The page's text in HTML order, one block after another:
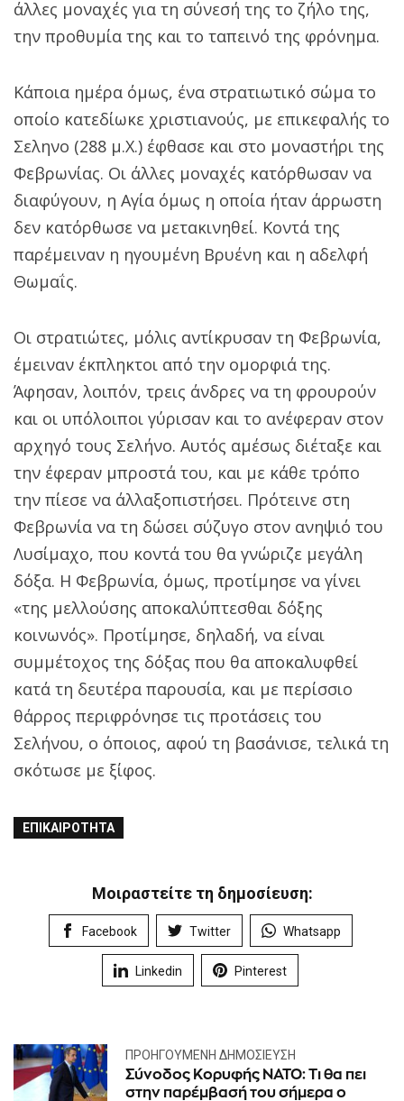
άλλες μοναχές για τη σύνεσή της το ζήλο της,
την προθυμία της και το ταπεινό της φρόνημα.
Κάποια ημέρα όμως, ένα στρατιωτικό σώμα το
οποίο κατεδίωκε χριστιανούς, με επικεφαλής το
Σεληνο (288 μ.Χ.) έφθασε και στο μοναστήρι της
Φεβρωνίας. Οι άλλες μοναχές κατόρθωσαν να
διαφύγουν, η Αγία όμως η οποία ήταν άρρωστη
δεν κατόρθωσε να μετακινηθεί. Κοντά της
παρέμειναν η ηγουμένη Βρυένη και η αδελφή
Θωμαΐς.
Οι στρατιώτες, μόλις αντίκρυσαν τη Φεβρωνία,
έμειναν έκπληκτοι από την ομορφιά της.
Άφησαν, λοιπόν, τρεις άνδρες να τη φρουρούν
και οι υπόλοιποι γύρισαν και το ανέφεραν στον
αρχηγό τους Σελήνο. Αυτός αμέσως διέταξε και
την έφεραν μπροστά του, και με κάθε τρόπο
την πίεσε να άλλαξοπιστήσει. Πρότεινε στη
Φεβρωνία να τη δώσει σύζυγο στον ανηψιό του
Λυσίμαχο, που κοντά του θα γνώριζε μεγάλη
δόξα. Η Φεβρωνία, όμως, προτίμησε να γίνει
«της μελλούσης αποκαλύπτεσθαι δόξης
κοινωνός». Προτίμησε, δηλαδή, να είναι
συμμέτοχος της δόξας που θα αποκαλυφθεί
κατά τη δευτέρα παρουσία, και με περίσσιο
θάρρος περιφρόνησε τις προτάσεις του
Σελήνου, ο όποιος, αφού τη βασάνισε, τελικά τη
σκότωσε με ξίφος.
ΕΠΙΚΑΙΡΌΤΗΤΑ
Μοιραστείτε τη δημοσίευση:
Facebook Twitter Whatsapp
Linkedin Pinterest
ΠΡΟΗΓΟΎΜΕΝΗ ΔΗΜΟΣΊΕΥΣΗ
Σύνοδος Κορυφής ΝΑΤΟ: Tι θα πει
στην παρέμβασή του σήμερα ο